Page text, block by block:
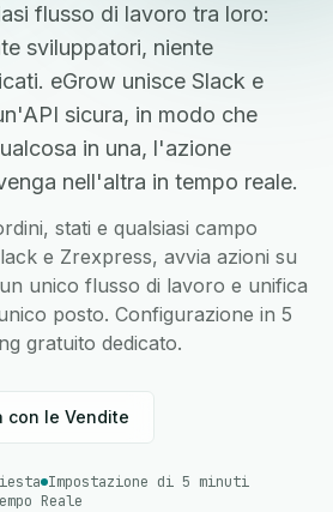
flusso di lavoro tra loro:
sviluppatori, niente
eGrow unisce Slack e
sicura, in modo che
in una, l'azione
nell'altra in tempo reale.
stati e qualsiasi campo
e Zrexpress, avvia azioni su
unico flusso di lavoro e unifica
posto. Configurazione in 5
gratuito dedicato.
con le Vendite
Impostazione di 5 minuti
Reale